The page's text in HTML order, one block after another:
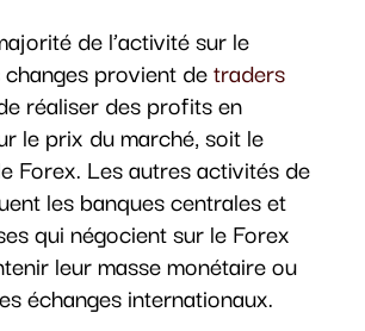
de l’activité sur le
provient detraders
réaliser des profits en
le prix du marché, soit le
Forex. Les autres activités de
les banques centrales et
qui négocient sur le Forex
leur masse monétaire ou
échanges internationaux.